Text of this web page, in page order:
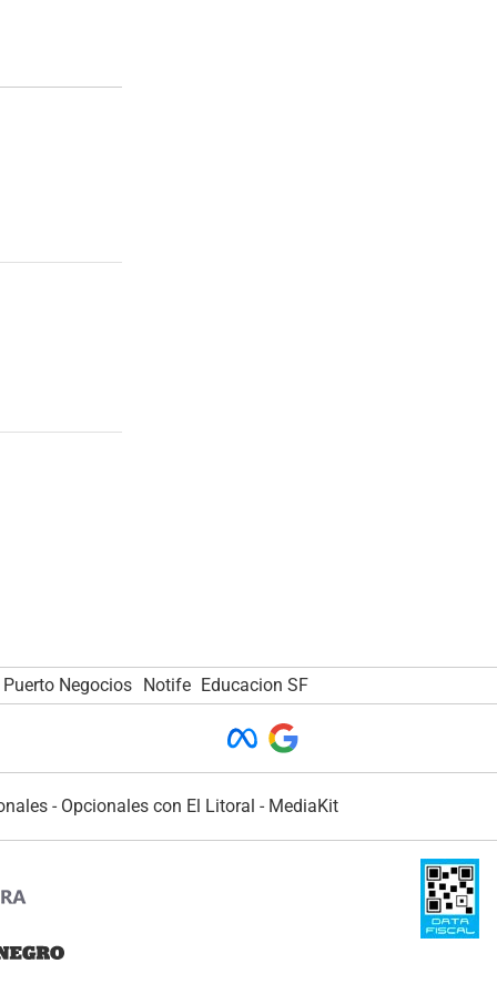
Puerto Negocios Notife Educacion SF
- Opcionales con El Litoral - MediaKit